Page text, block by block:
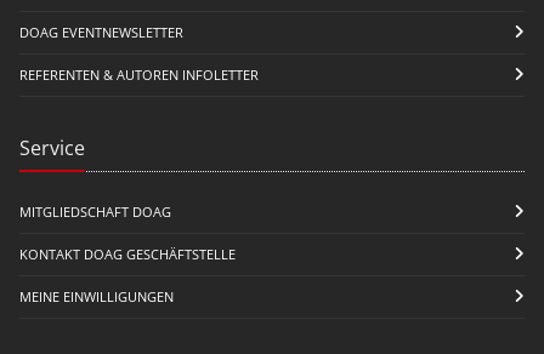
DOAG EVENTNEWSLETTER
REFERENTEN & AUTOREN INFOLETTER
Service
MITGLIEDSCHAFT DOAG
KONTAKT DOAG GESCHÄFTSTELLE
MEINE EINWILLIGUNGEN